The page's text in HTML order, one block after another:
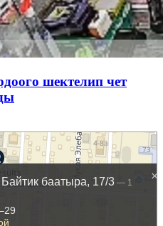
шектелип чет